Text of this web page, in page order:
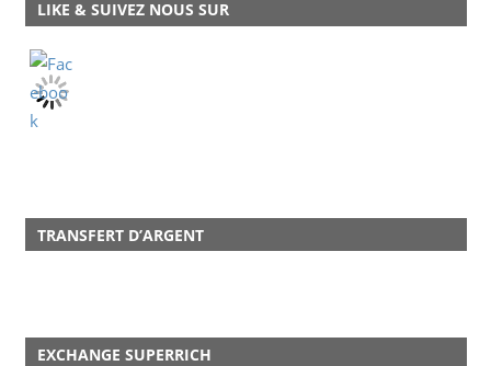
LIKE & SUIVEZ NOUS SUR
TRANSFERT D’ARGENT
EXCHANGE SUPERRICH